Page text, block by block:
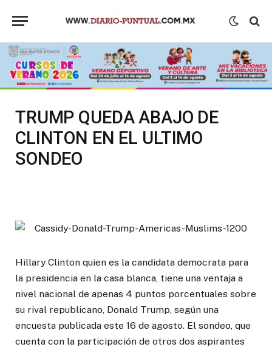
TRUMP QUEDA ABAJO DE
CLINTON EN EL ULTIMO
SONDEO
Hillary Clinton quien es la candidata democrata para
la presidencia en la casa blanca, tiene una ventaja a
nivel nacional de apenas 4 puntos porcentuales sobre
su rival republicano, Donald Trump, según una
encuesta publicada este 16 de agosto. El sondeo, que
cuenta con la participación de otros dos aspirantes